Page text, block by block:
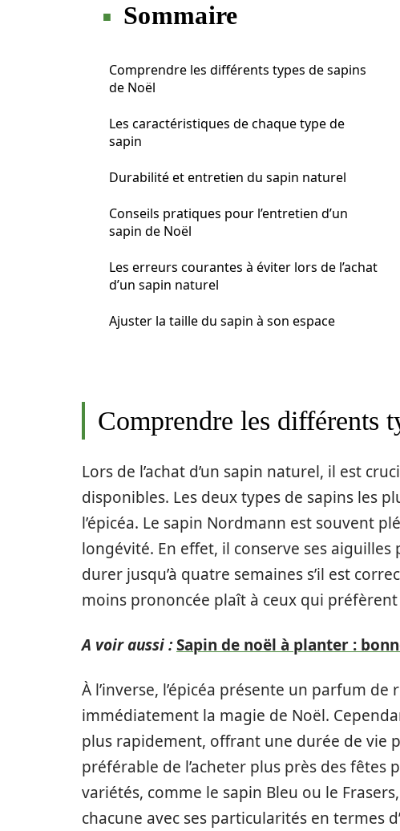
Sommaire
Comprendre les différents types de sapins
de Noël
Les caractéristiques de chaque type de
sapin
Durabilité et entretien du sapin naturel
Conseils pratiques pour l’entretien d’un
sapin de Noël
Les erreurs courantes à éviter lors de l’achat
d’un sapin naturel
Ajuster la taille du sapin à son espace
Comprendre les différents
Lors de l’achat d’un sapin naturel, il est
disponibles. Les deux types de sapins les
l’épicéa. Le sapin Nordmann est souvent
longévité. En effet, il conserve ses
durer jusqu’à quatre semaines s’il est
moins prononcée plaît à ceux qui
A voir aussi :Sapin de noël à planter :
À l’inverse, l’épicéa présente un parfum
immédiatement la magie de Noël.
plus rapidement, offrant une durée de vie
préférable de l’acheter plus près des fêtes
variétés, comme le sapin Bleu ou le
chacune avec ses particularités en termes